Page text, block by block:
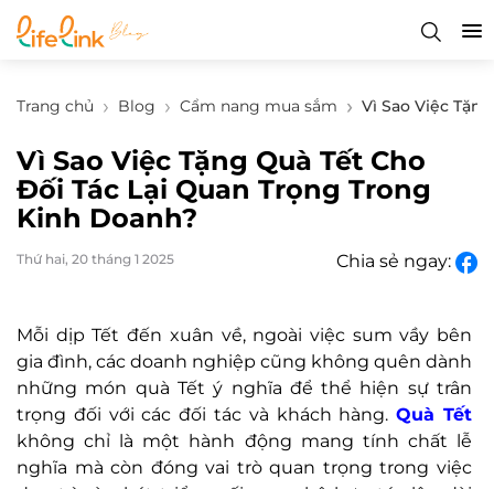
Trang chủ Blog Cẩm nang mua sắm Vì Sao Việc
Vì Sao Việc Tặng Quà Tết Cho
Đối Tác Lại Quan Trọng Trong
Kinh Doanh?
Thứ hai, 20 tháng 1 2025 Chia sẻ ngay:
Mỗi dịp Tết đến xuân về, ngoài việc sum vầy bên
gia đình, các doanh nghiệp cũng không quên dành
những món quà Tết ý nghĩa để thể hiện sự trân
trọng đối với các đối tác và khách hàng.Quà Tết
không chỉ là một hành động mang tính chất lễ
nghĩa mà còn đóng vai trò quan trọng trong việc